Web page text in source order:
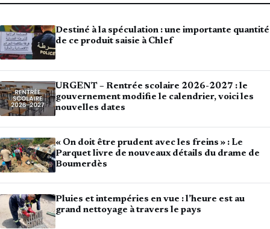
Destiné à la spéculation : une importante quantité
de ce produit saisie à Chlef
URGENT – Rentrée scolaire 2026-2027 : le
gouvernement modifie le calendrier, voici les
nouvelles dates
« On doit être prudent avec les freins » : Le
Parquet livre de nouveaux détails du drame de
Boumerdès
Pluies et intempéries en vue : l’heure est au
grand nettoyage à travers le pays